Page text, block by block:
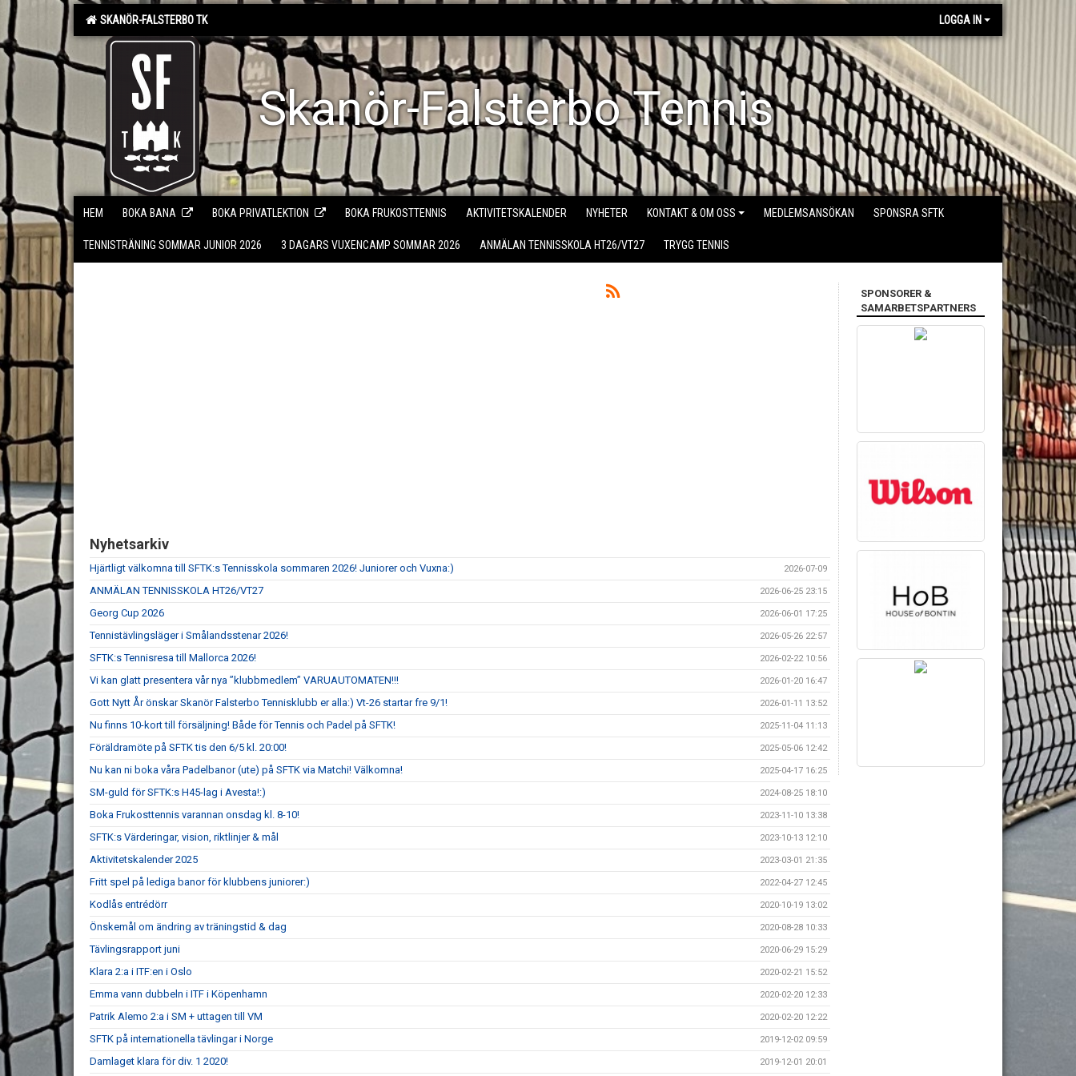
SKANÖR-FALSTERBO TK LOGGA IN
Skanör-Falsterbo Tennis
HEM BOKA BANA BOKA PRIVATLEKTION BOKA FRUKOSTTENNIS AKTIVITETSKALENDER NYHETER KONTAKT & OM OSS MEDLEMSANSÖKAN SPONSRA SFTK
TENNISTRÄNING SOMMAR JUNIOR 2026 3 DAGARS VUXENCAMP SOMMAR 2026 ANMÄLAN TENNISSKOLA HT26/VT27 TRYGG TENNIS
Nyhetsarkiv
Hjärtligt välkomna till SFTK:s Tennisskola sommaren 2026! Juniorer och Vuxna:) 2026-07-09
ANMÄLAN TENNISSKOLA HT26/VT27 2026-06-25 23:15
Georg Cup 2026 2026-06-01 17:25
Tennistävlingsläger i Smålandsstenar 2026! 2026-05-26 22:57
SFTK:s Tennisresa till Mallorca 2026! 2026-02-22 10:56
Vi kan glatt presentera vår nya ”klubbmedlem” VARUAUTOMATEN!!! 2026-01-20 16:47
Gott Nytt År önskar Skanör Falsterbo Tennisklubb er alla:) Vt-26 startar fre 9/1! 2026-01-11 13:52
Nu finns 10-kort till försäljning! Både för Tennis och Padel på SFTK! 2025-11-04 11:13
Föräldramöte på SFTK tis den 6/5 kl. 20:00! 2025-05-06 12:42
Nu kan ni boka våra Padelbanor (ute) på SFTK via Matchi! Välkomna! 2025-04-17 16:25
SM-guld för SFTK:s H45-lag i Avesta!:) 2024-08-25 18:10
Boka Frukosttennis varannan onsdag kl. 8-10! 2023-11-10 13:38
SFTK:s Värderingar, vision, riktlinjer & mål 2023-10-13 12:10
Aktivitetskalender 2025 2023-03-01 21:35
Fritt spel på lediga banor för klubbens juniorer:) 2022-04-27 12:45
Kodlås entrédörr 2020-10-19 13:02
Önskemål om ändring av träningstid & dag 2020-08-28 10:33
Tävlingsrapport juni 2020-06-29 15:29
Klara 2:a i ITF:en i Oslo 2020-02-21 15:52
Emma vann dubbeln i ITF i Köpenhamn 2020-02-20 12:33
Patrik Alemo 2:a i SM + uttagen till VM 2020-02-20 12:22
SFTK på internationella tävlingar i Norge 2019-12-02 09:59
Damlaget klara för div. 1 2020! 2019-12-01 20:01
SPONSORER &
SAMARBETSPARTNERS